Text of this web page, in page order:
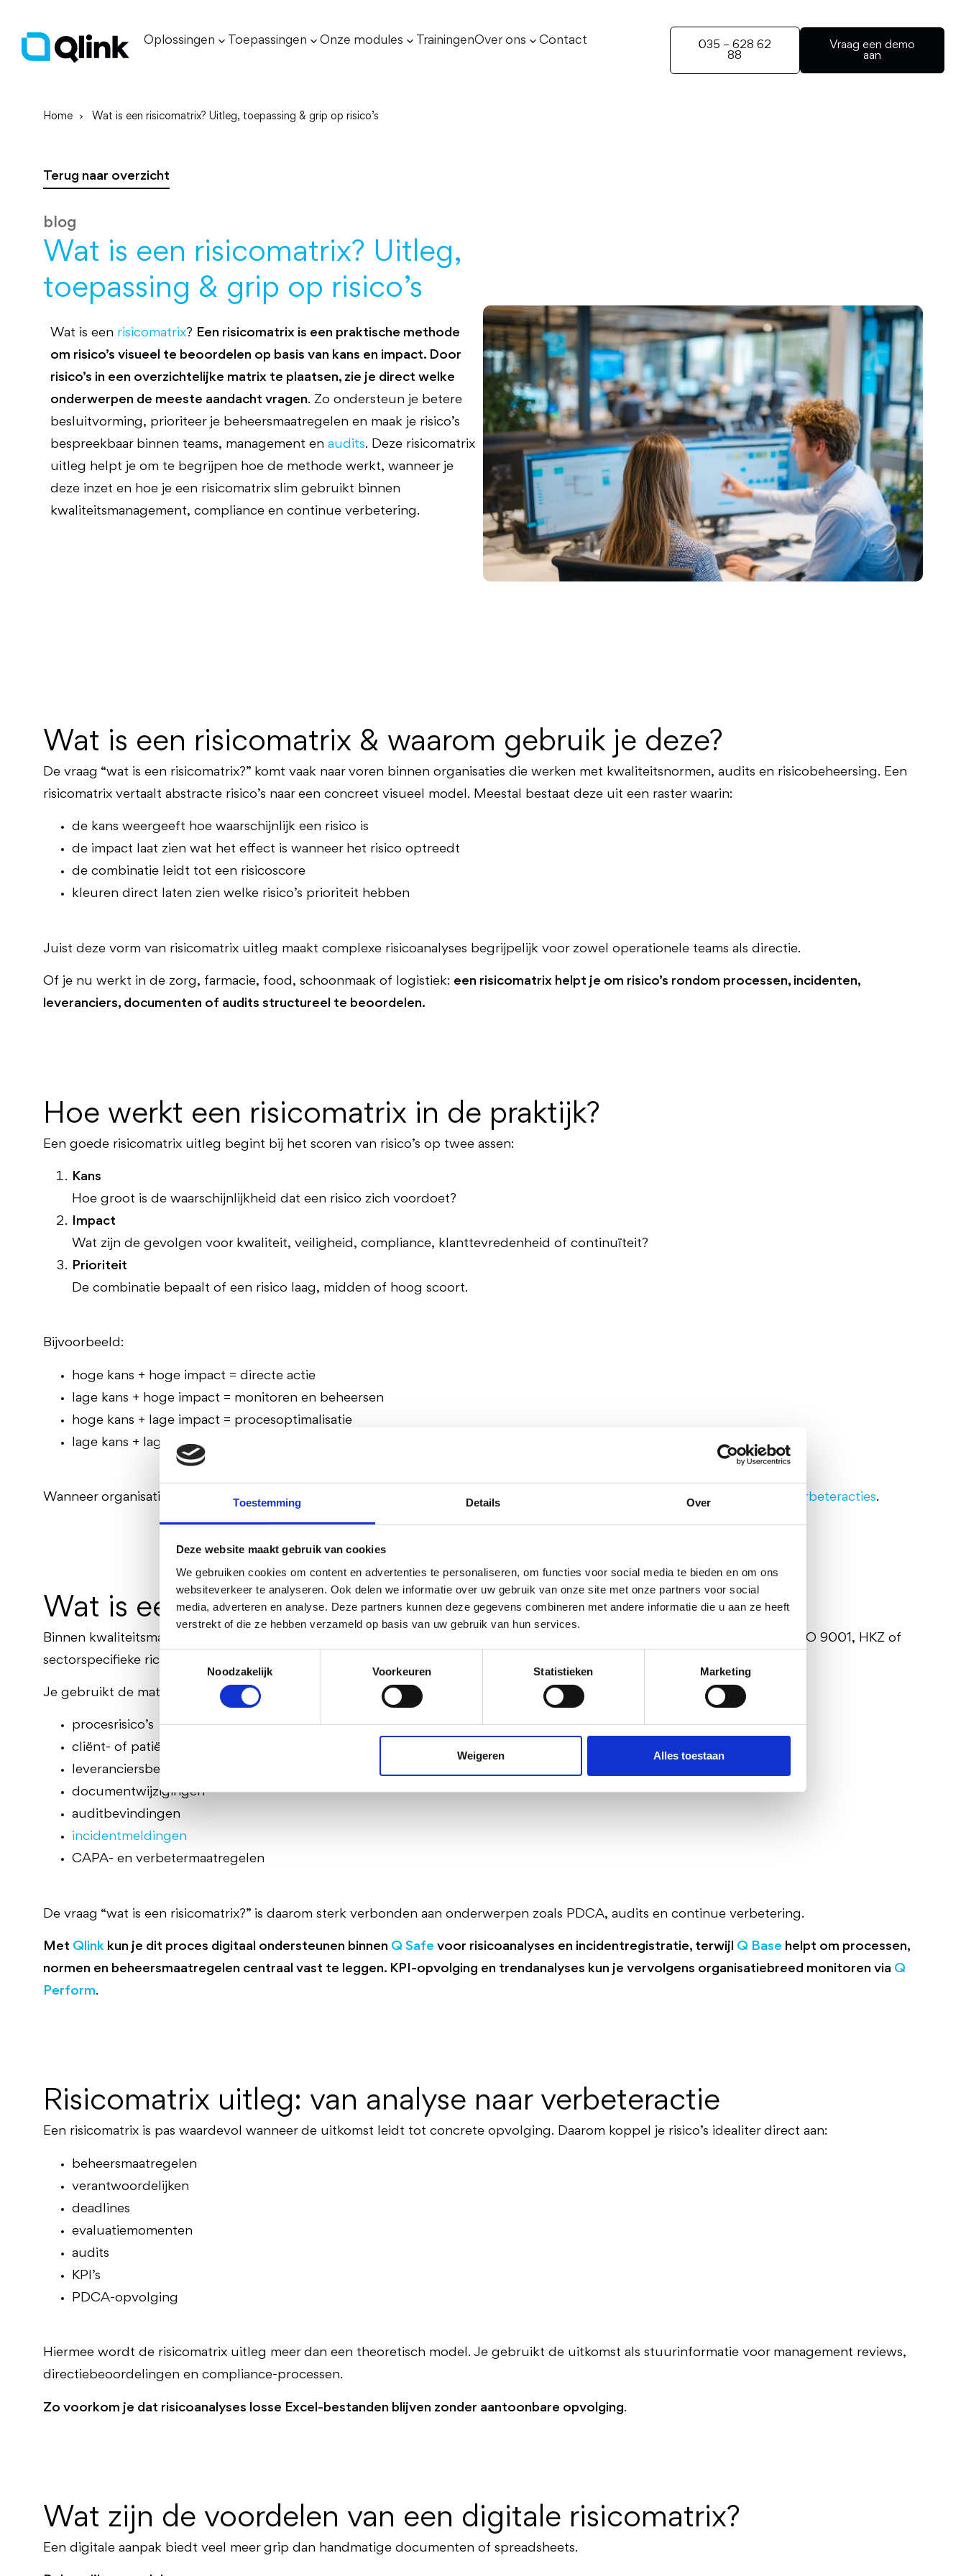
Toestemming Details Over
Deze website maakt gebruik van cookies
We gebruiken cookies om content en advertenties te personaliseren, om functies voor social media te bieden en om ons
websiteverkeer te analyseren. Ook delen we informatie over uw gebruik van onze site met onze partners voor social
media, adverteren en analyse. Deze partners kunnen deze gegevens combineren met andere informatie die u aan ze heeft
verstrekt of die ze hebben verzameld op basis van uw gebruik van hun services.
Toestemmingsselectie
Noodzakelijk
Voorkeuren Statistieken Marketing
Weigeren Alles toestaan
Oplossingen Toepassingen Onze modules TrainingenOver ons Contact
035 – 628 62
88
Vraag een demo
aan
Home Wat is een risicomatrix? Uitleg, toepassing & grip op risico’s
Terug naar overzicht
blog
Wat is een risicomatrix? Uitleg,
toepassing & grip op risico’s
Wat is een risicomatrix? Een risicomatrix is een praktische methode
om risico’s visueel te beoordelen op basis van kans en impact. Door
risico’s in een overzichtelijke matrix te plaatsen, zie je direct welke
onderwerpen de meeste aandacht vragen. Zo ondersteun je betere
besluitvorming, prioriteer je beheersmaatregelen en maak je risico’s
bespreekbaar binnen teams, management en audits. Deze risicomatrix
uitleg helpt je om te begrijpen hoe de methode werkt, wanneer je
deze inzet en hoe je een risicomatrix slim gebruikt binnen
kwaliteitsmanagement, compliance en continue verbetering.
Wat is een risicomatrix & waarom gebruik je deze?
De vraag “wat is een risicomatrix?” komt vaak naar voren binnen organisaties die werken met kwaliteitsnormen, audits en risicobeheersing. Een
risicomatrix vertaalt abstracte risico’s naar een concreet visueel model. Meestal bestaat deze uit een raster waarin:
de kans weergeeft hoe waarschijnlijk een risico is
de impact laat zien wat het effect is wanneer het risico optreedt
de combinatie leidt tot een risicoscore
kleuren direct laten zien welke risico’s prioriteit hebben
Juist deze vorm van risicomatrix uitleg maakt complexe risicoanalyses begrijpelijk voor zowel operationele teams als directie.
Of je nu werkt in de zorg, farmacie, food, schoonmaak of logistiek: een risicomatrix helpt je om risico’s rondom processen, incidenten,
leveranciers, documenten of audits structureel te beoordelen.
Hoe werkt een risicomatrix in de praktijk?
Een goede risicomatrix uitleg begint bij het scoren van risico’s op twee assen:
Kans
Hoe groot is de waarschijnlijkheid dat een risico zich voordoet?
Impact
Wat zijn de gevolgen voor kwaliteit, veiligheid, compliance, klanttevredenheid of continuïteit?
Prioriteit
De combinatie bepaalt of een risico laag, midden of hoog scoort.
Bijvoorbeeld:
hoge kans + hoge impact = directe actie
lage kans + hoge impact = monitoren en beheersen
hoge kans + lage impact = procesoptimalisatie
lage kans + lage impact = acceptabel restrisico
Wanneer organisaties vragen “wat is een risicomatrix?”, draait het in de praktijk dus vooral om het objectief prioriteren van verbeteracties.
Wat is een risicomatrix binnen kwaliteitsmanagement?
Binnen kwaliteitsmanagement is de risicomatrix onmisbaar voor het aantoonbaar beheersen van processen en normen zoals ISO 9001, HKZ of
sectorspecifieke richtlijnen.
Je gebruikt de matrix bijvoorbeeld voor:
procesrisico’s
cliënt- of patiëntveiligheid
leveranciersbeoordelingen
documentwijzigingen
auditbevindingen
incidentmeldingen
CAPA- en verbetermaatregelen
De vraag “wat is een risicomatrix?” is daarom sterk verbonden aan onderwerpen zoals PDCA, audits en continue verbetering.
Met Qlink kun je dit proces digitaal ondersteunen binnen Q Safe voor risicoanalyses en incidentregistratie, terwijl Q Base helpt om processen,
normen en beheersmaatregelen centraal vast te leggen. KPI-opvolging en trendanalyses kun je vervolgens organisatiebreed monitoren via Q
Perform.
Risicomatrix uitleg: van analyse naar verbeteractie
Een risicomatrix is pas waardevol wanneer de uitkomst leidt tot concrete opvolging. Daarom koppel je risico’s idealiter direct aan:
beheersmaatregelen
verantwoordelijken
deadlines
evaluatiemomenten
audits
KPI’s
PDCA-opvolging
Hiermee wordt de risicomatrix uitleg meer dan een theoretisch model. Je gebruikt de uitkomst als stuurinformatie voor management reviews,
directiebeoordelingen en compliance-processen.
Zo voorkom je dat risicoanalyses losse Excel-bestanden blijven zonder aantoonbare opvolging.
Wat zijn de voordelen van een digitale risicomatrix?
Een digitale aanpak biedt veel meer grip dan handmatige documenten of spreadsheets.